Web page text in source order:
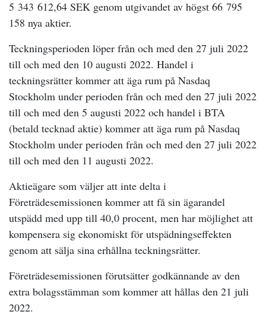
5 343 612,64 SEK genom utgivandet av högst 66 795
158 nya aktier.
Teckningsperioden löper från och med den 27 juli 2022
till och med den 10 augusti 2022. Handel i
teckningsrätter kommer att äga rum på Nasdaq
Stockholm under perioden från och med den 27 juli 2022
till och med den 5 augusti 2022 och handel i BTA
(betald tecknad aktie) kommer att äga rum på Nasdaq
Stockholm under perioden från och med den 27 juli 2022
till och med den 11 augusti 2022.
Aktieägare som väljer att inte delta i
Företrädesemissionen kommer att få sin ägarandel
utspädd med upp till 40,0 procent, men har möjlighet att
kompensera sig ekonomiskt för utspädningseffekten
genom att sälja sina erhållna teckningsrätter.
Företrädesemissionen förutsätter godkännande av den
extra bolagsstämman som kommer att hållas den 21 juli
2022.